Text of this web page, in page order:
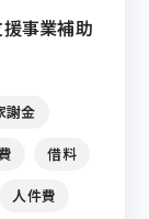
事業補助
謝金
借料
人件費